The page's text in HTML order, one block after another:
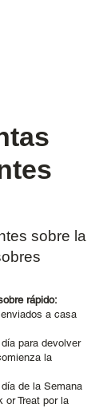
sobre la
rápido:
a casa
para devolver
la
de la Semana
or Treat por la